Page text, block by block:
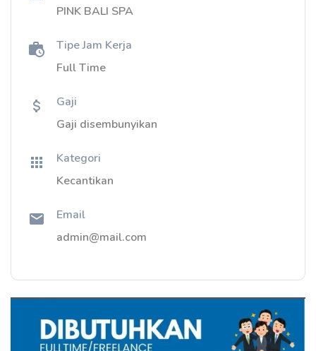
PINK BALI SPA
Tipe Jam Kerja
Full Time
Gaji
Gaji disembunyikan
Kategori
Kecantikan
Email
admin@mail.com